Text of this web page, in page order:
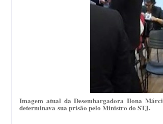
Imagem atual da Desembargadora Ilona
determinava sua prisão pelo Ministro do STJ.